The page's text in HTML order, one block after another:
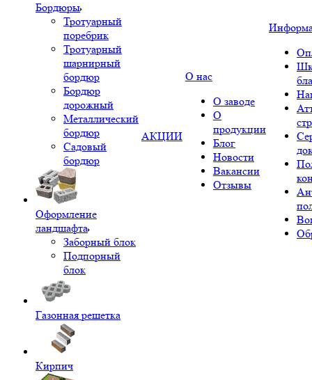
Бордюры
Тротуарный
поребрик
Тротуарный
шарнирный
бордюр
Бордюр
дорожный
Металлический
бордюр
Садовый
бордюр
Оформление
ландшафта
Заборный блок
Подпорный
блок
Газонная решетка
Кирпич
АКЦИИ
О нас
О заводе
О
продукции
Блог
Новости
Вакансии
Отзывы